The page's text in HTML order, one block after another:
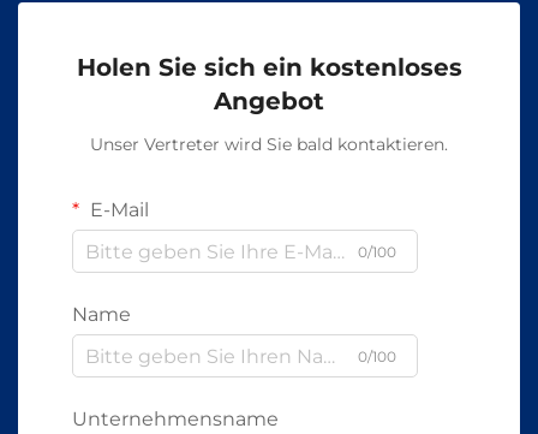
Holen Sie sich ein kostenloses
Angebot
Unser Vertreter wird Sie bald kontaktieren.
E-Mail
0/100
Name
0/100
Unternehmensname